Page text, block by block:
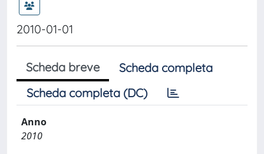
2010-01-01
Scheda breve
Scheda completa
Scheda completa (DC)
Anno
2010